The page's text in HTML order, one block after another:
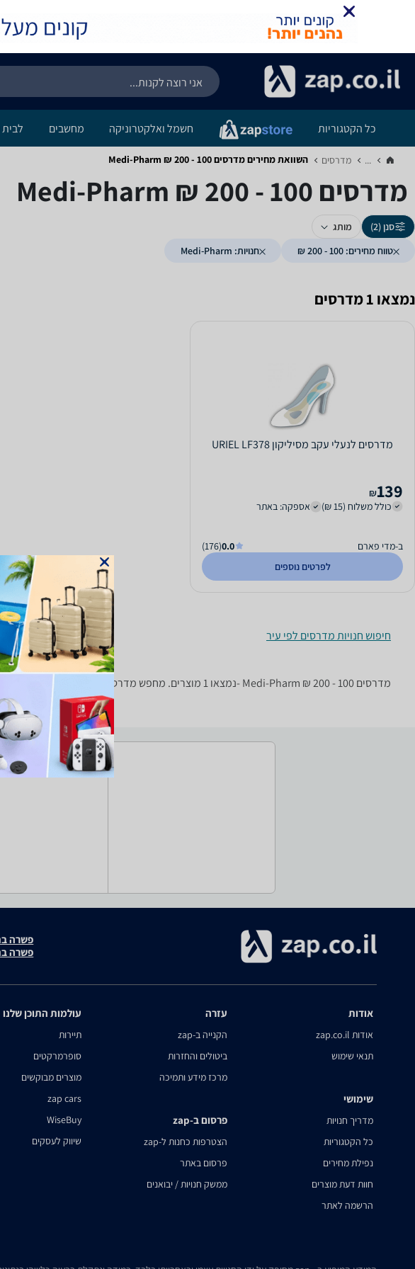
כל הקטגוריות חשמל ואלקטרוניקה מחשבים לבית
... מדרסים‏ השוואת מחירים מדרסים ‏100 - 200 ‏₪ ‏Medi-Pharm
מדרסים ‏100 - 200 ‏₪ ‏Medi-Pharm
סנן (2)
מותג
טווח מחירים: 100 - 200 ₪
חנויות: Medi-Pharm
נמצאו 1 מדרסים
מדרסים לנעלי עקב מסיליקון URIEL LF378
139
₪
כולל משלוח (15 ₪)
אספקה: באתר
ב-מדי פארם 0.0
(176)
לפרטים נוספים
חיפוש חנויות מדרסים לפי עיר
מדרסים ‏100 - 200 ‏₪ ‏Medi-Pharm -נמצאו 1 מוצרים. מחפש מדרס? רק בזאפ תמצאו חוות דעת, השוואת מחירים ביותר מאלף חנויות בתחום פנאי וספורט וכל המידע הנחוץ עבור קבלת החלטה חכמה!
פשרה
פשרה
אודות
אודות zap.co.il
תנאי שימוש
שימושי
מדריך חנויות
כל הקטגוריות
נפילת מחירים
חוות דעת מוצרים
הרשמה לאתר
עזרה
הקנייה ב-zap
ביטולים והחזרות
מרכז מידע ותמיכה
פרסום ב-zap
הצטרפות כחנות ל-zap
פרסום באתר
ממשק חנויות / יבואנים
עולמות התוכן שלנו
תיירות
סופרמרקטים
מוצרים מבוקשים
zap cars
WiseBuy
שיווק לעסקים